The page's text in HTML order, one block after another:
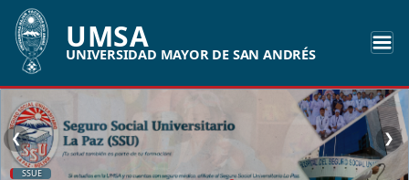
UMSA
UNIVERSIDAD MAYOR DE SAN ANDRÉS
SSUE
❮ ❯